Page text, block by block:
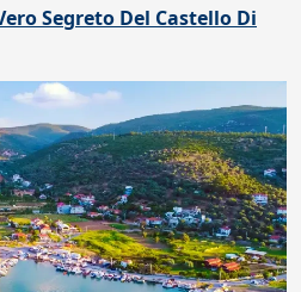
Segreto Del Castello Di